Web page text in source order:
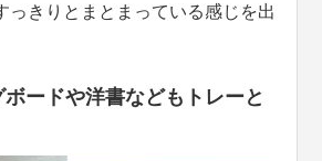
っきりとまとまっている感じを出
ードや洋書などもトレーと